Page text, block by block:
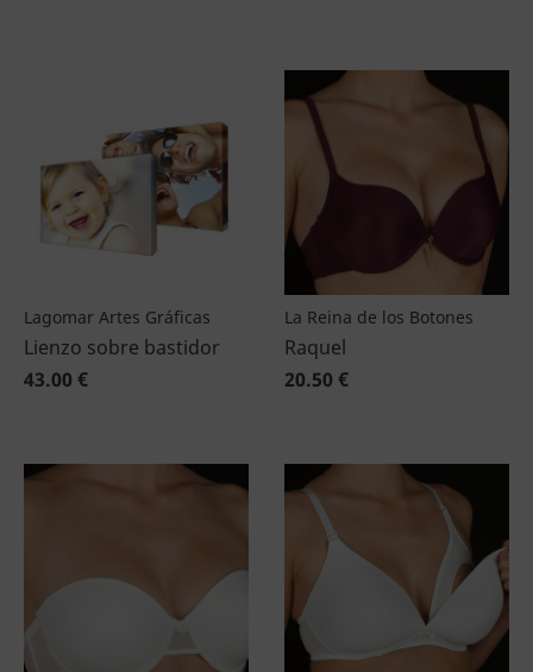
Lagomar Artes Gráficas
Lienzo sobre bastidor
43.00 €
La Reina de los Botones
Raquel
20.50 €